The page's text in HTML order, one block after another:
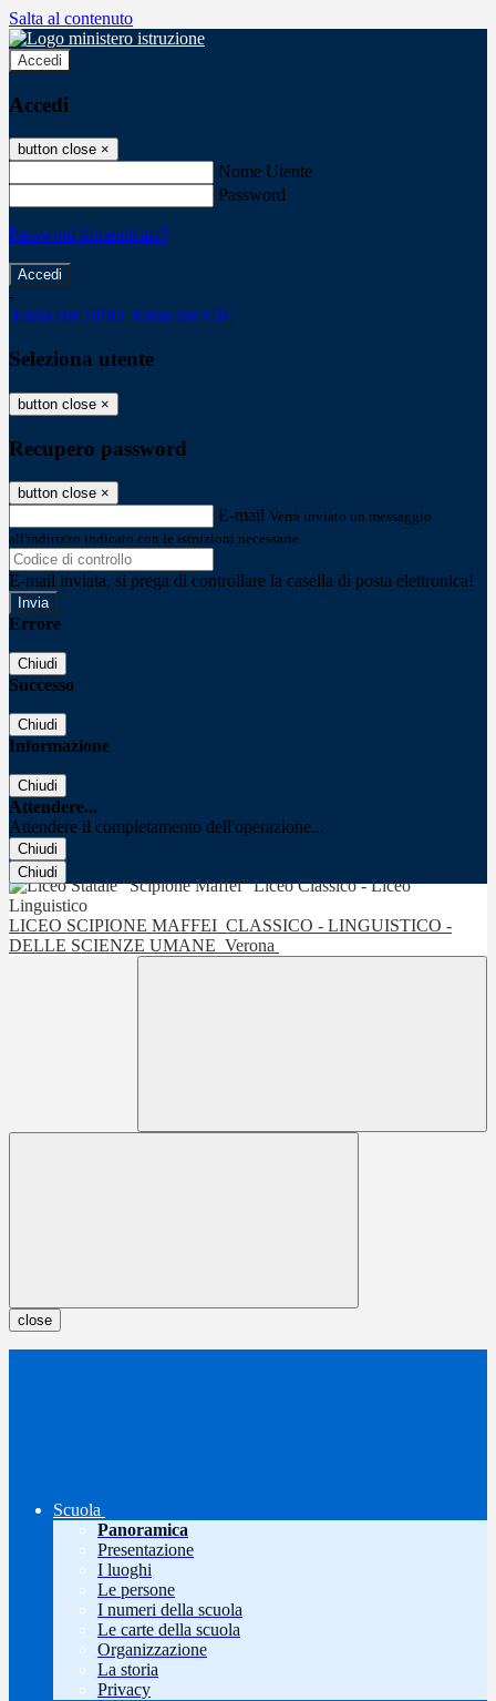
Salta al contenuto
Accedi
Accedi
button close ×
Nome Utente
Password
Password dimenticata?
-
Entra con SPID Entra con CIE
Seleziona utente
button close ×
Recupero password
button close ×
E-mail Verrà inviato un messaggio
all'indirizzo indicato con le istruzioni necessarie.
E-mail inviata, si prega di controllare la casella di posta elettronica!
Errore
Chiudi
Successo
Chiudi
Informazione
Chiudi
Attendere...
Attendere il completamento dell'operazione...
Chiudi
Chiudi
LICEO SCIPIONE MAFFEI CLASSICO - LINGUISTICO -
DELLE SCIENZE UMANE Verona
close
Scuola
Panoramica
Presentazione
I luoghi
Le persone
I numeri della scuola
Le carte della scuola
Organizzazione
La storia
Privacy